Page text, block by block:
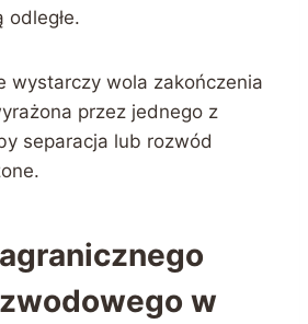
odległe.
wystarczy wola zakończenia
przez jednego z
separacja lub rozwód
w